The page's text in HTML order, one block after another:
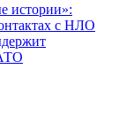
истории»:
с НЛО